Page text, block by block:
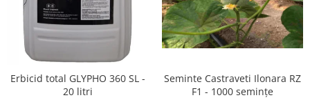
Erbicid total GLYPHO 360 SL -
20 litri
Seminte Castraveti Ilonara RZ
F1 - 1000 semințe